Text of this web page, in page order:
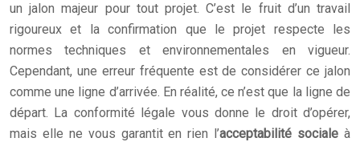
un jalon majeur pour tout projet. C’est le fruit d’un travail
rigoureux et la confirmation que le projet respecte les
normes techniques et environnementales en vigueur.
Cependant, une erreur fréquente est de considérer ce jalon
comme une ligne d’arrivée. En réalité, ce n’est que la ligne de
départ. La conformité légale vous donne le droit d’opérer,
mais elle ne vous garantit en rien l’acceptabilité sociale à